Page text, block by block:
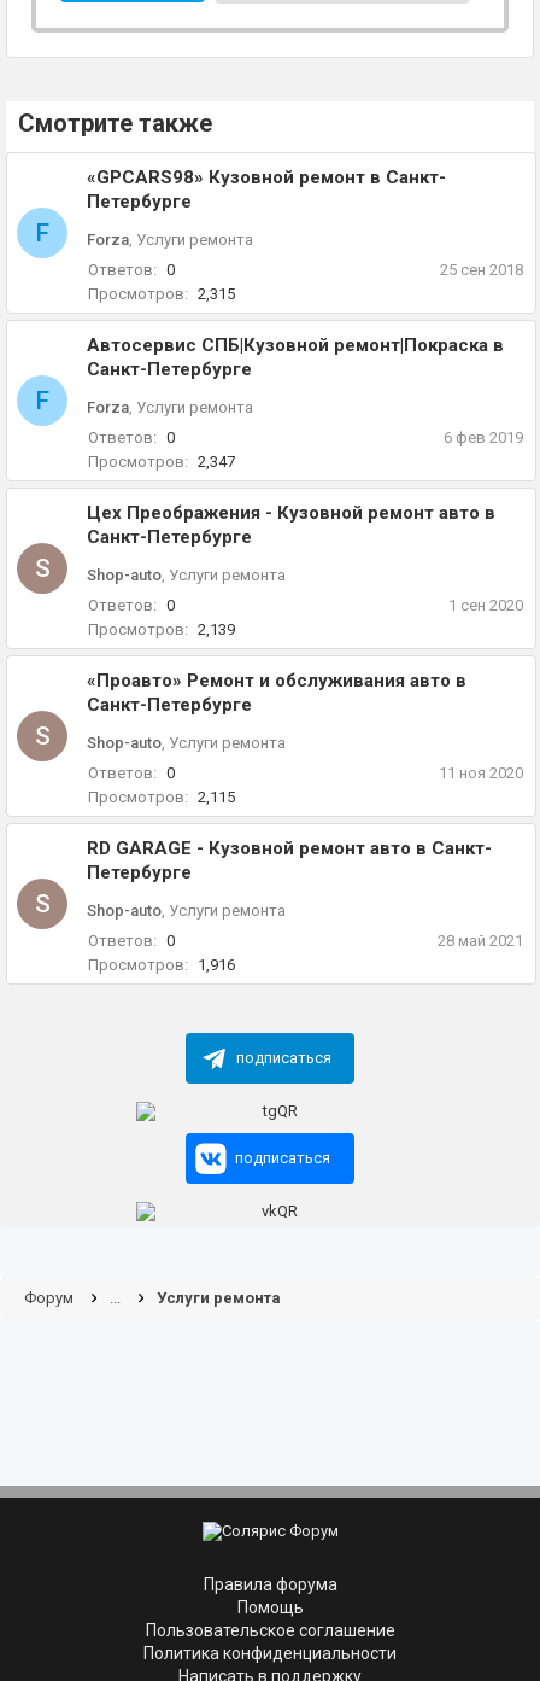
Смотрите также
F
«GPCARS98» Кузовной ремонт в Санкт-
Петербурге
Forza, Услуги ремонта
Ответов: 0
Просмотров: 2,315
25 сен 2018
F
Автосервис СПБ|Кузовной ремонт|Покраска в
Санкт-Петербурге
Forza, Услуги ремонта
Ответов: 0
Просмотров: 2,347
6 фев 2019
S
Цех Преображения - Кузовной ремонт авто в
Санкт-Петербурге
Shop-auto, Услуги ремонта
Ответов: 0
Просмотров: 2,139
1 сен 2020
S
«Проавто» Ремонт и обслуживания авто в
Санкт-Петербурге
Shop-auto, Услуги ремонта
Ответов: 0
Просмотров: 2,115
11 ноя 2020
S
RD GARAGE - Кузовной ремонт авто в Санкт-
Петербурге
Shop-auto, Услуги ремонта
Ответов: 0
Просмотров:
1,916
28 май 2021
подписаться
подписаться
Форум ... Услуги ремонта
Правила форума
Помощь
Пользовательское соглашение
Политика конфиденциальности
Написать в поддержку